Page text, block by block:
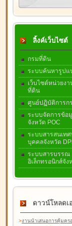
ลิ้งค์เว็บไซต์
กรมที่ดิน
ระบบค้นหารูปแ
เว็บไซต์หน่วยง
ที่ดิน
ศูนย์ปฏิบัติการก
ระบบจัดการข้อ
จังหวัด POC
ระบบสารสนเท
บุคคลจังหวัด
ระบบสารบรรณ
อิเล็กทรอนิกส์จัง
ดาวน์โหลดเ
>งานนำเสนอการคุ้มคร